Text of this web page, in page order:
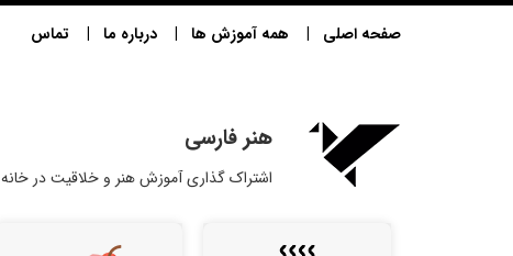
صفحه اصلی همه آموزش ها درباره ما تماس
هنر فارسی
اشتراک گذاری آموزش هنر و خلاقیت در خانه